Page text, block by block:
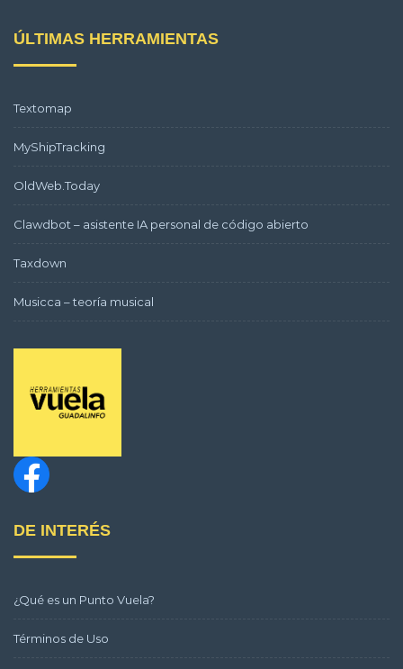
ÚLTIMAS HERRAMIENTAS
Textomap
MyShipTracking
OldWeb.Today
Clawdbot – asistente IA personal de código abierto
Taxdown
Musicca – teoría musical
DE INTERÉS
¿Qué es un Punto Vuela?
Términos de Uso